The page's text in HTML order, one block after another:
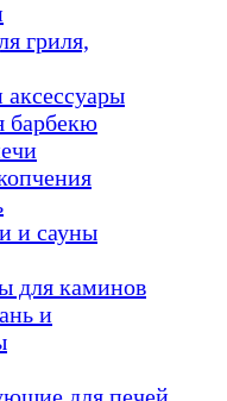
гриля,
барбекю
и сауны
для каминов
и